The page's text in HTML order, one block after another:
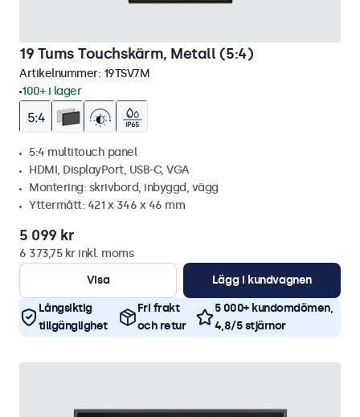
19 Tums Touchskärm, Metall (5:4)
Artikelnummer: 19TSV7M
100+ i lager
5:4 multitouch panel
HDMI, DisplayPort, USB-C, VGA
Montering: skrivbord, inbyggd, vägg
Yttermått: 421 x 346 x 46 mm
5 099 kr
6 373,75 kr inkl. moms
Visa
Lägg i kundvagnen
Långsiktig
tillgänglighet
Fri frakt
och retur
5 000+ kundomdömen,
4,8/5 stjärnor